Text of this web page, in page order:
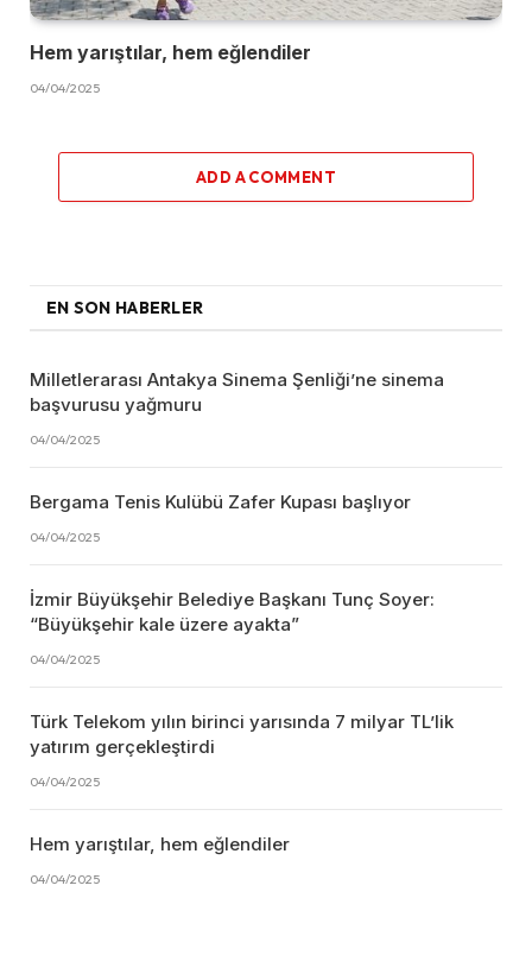
Hem yarıştılar, hem eğlendiler
04/04/2025
ADD A COMMENT
EN SON HABERLER
Milletlerarası Antakya Sinema Şenliği’ne sinema
başvurusu yağmuru
04/04/2025
Bergama Tenis Kulübü Zafer Kupası başlıyor
04/04/2025
İzmir Büyükşehir Belediye Başkanı Tunç Soyer:
“Büyükşehir kale üzere ayakta”
04/04/2025
Türk Telekom yılın birinci yarısında 7 milyar TL’lik
yatırım gerçekleştirdi
04/04/2025
Hem yarıştılar, hem eğlendiler
04/04/2025